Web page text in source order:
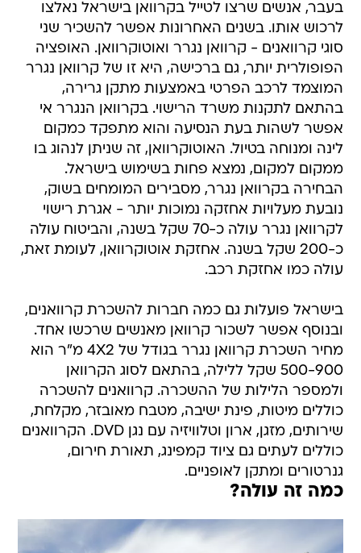
בעבר, אנשים שרצו לטייל בקרוואן בישראל נאלצו
לרכוש אותו. בשנים האחרונות אפשר להשכיר שני
סוגי קרוואנים - קרוואן נגרר ואוטוקרוואן. האופציה
הפופולרית יותר, גם ברכישה, היא זו של קרוואן נגרר
המוצמד לרכב הפרטי באמצעות מתקן גרירה,
בהתאם לתקנות משרד הרישוי. בקרוואן הנגרר אי
אפשר לשהות בעת הנסיעה והוא מתפקד כמקום
לינה ומנוחה בטיול. האוטוקרוואן, זה שניתן לנהוג בו
ממקום למקום, נמצא פחות בשימוש בישראל.
הבחירה בקרוואן נגרר, מסבירים המומחים בשוק,
נובעת מעלויות אחזקה נמוכות יותר - אגרת רישוי
לקרוואן נגרר עולה כ-70 שקל בשנה, והביטוח עולה
כ-200 שקל בשנה. אחזקת אוטוקרוואן, לעומת זאת,
עולה כמו אחזקת רכב.
בישראל פועלות גם כמה חברות להשכרת קרוואנים,
ובנוסף אפשר לשכור קרוואן מאנשים שרכשו אחד.
מחיר השכרת קרוואן נגרר בגודל של 4X2 מ"ר הוא
500-900 שקל ללילה, בהתאם לסוג הקרוואן
ולמספר הלילות של ההשכרה. קרוואנים להשכרה
כוללים מיטות, פינת ישיבה, מטבח מאובזר, מקלחת,
שירותים, מזגן, ארון וטלוויזיה עם נגן DVD. הקרוואנים
כוללים לעתים גם ציוד קמפינג, תאורת חירום,
גנרטורים ומתקן לאופניים.
כמה זה עולה?